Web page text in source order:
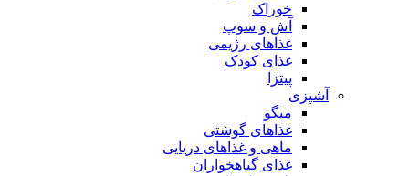
خوراک
آش و سوپ
غذاهای رژیمی
غذای کودک
پیتزا
آشپزی
میگو
غذاهای گوشتی
ماهی و غذاهای دریایی
غذای گیاهخواران